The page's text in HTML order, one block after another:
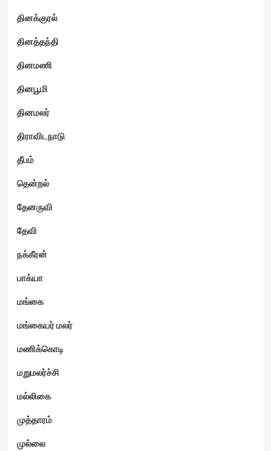
தினக்குரல்
தினத்தந்தி
தினமணி
தினபூமி
தினமலர்
திராவிடநாடு
தீபம்
தென்றல்
தேனருவி
தேவி
நக்கீரன்
பாக்யா
மங்கை
மங்கையர் மலர்
மணிக்கொடி
மறுமலர்ச்சி
மல்லிகை
முத்தாரம்
முல்லை